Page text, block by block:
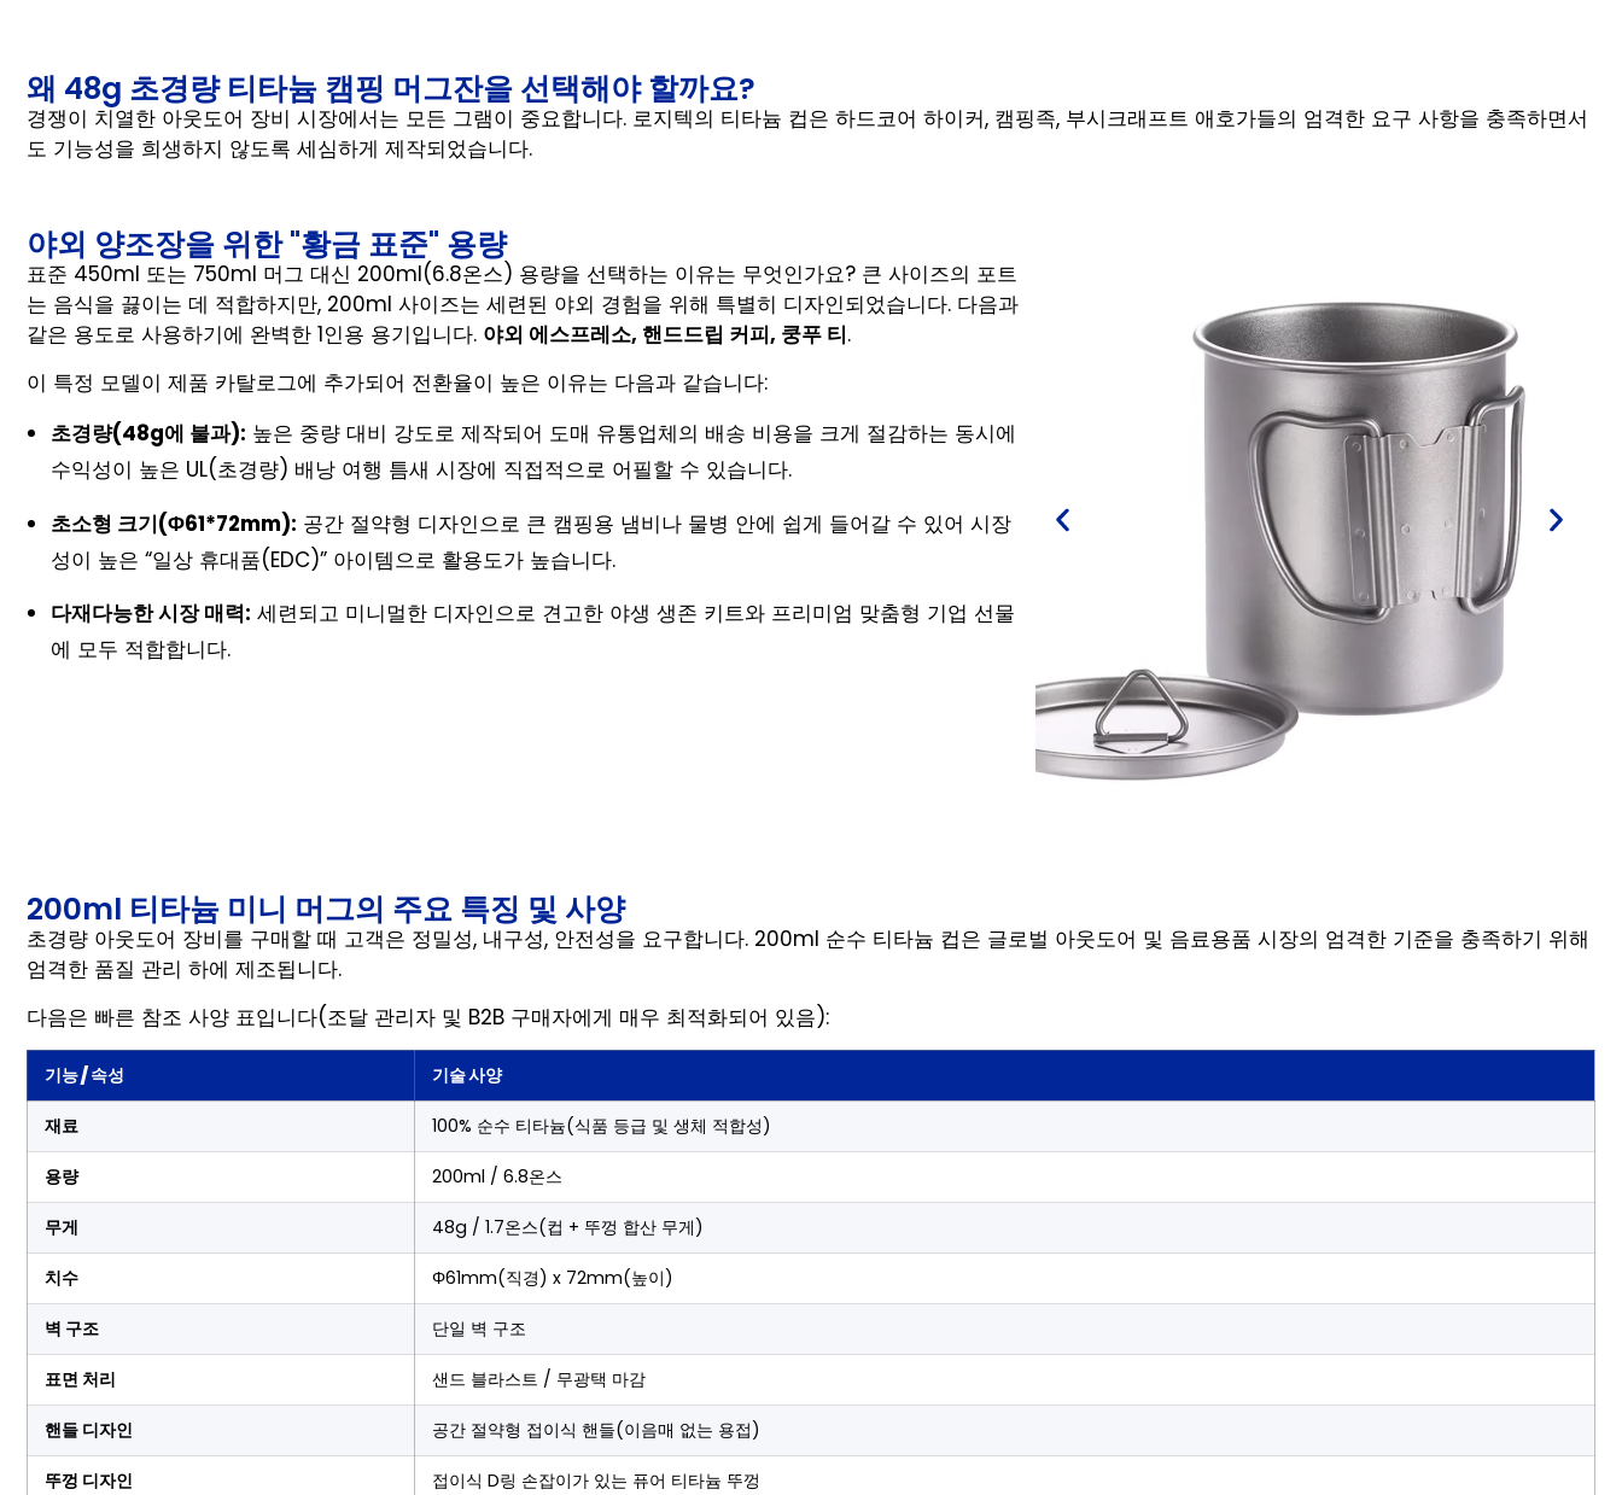
왜 48g 초경량 티타늄 캠핑 머그잔을 선택해야 할까요?
경쟁이 치열한 아웃도어 장비 시장에서는 모든 그램이 중요합니다. 로지텍의 티타늄 컵은 하드코어 하이커, 캠핑족, 부시크래프트 애호가들의 엄격한 요구 사항을 충족하면서
도 기능성을 희생하지 않도록 세심하게 제작되었습니다.
야외 양조장을 위한 "황금 표준" 용량
표준 450ml 또는 750ml 머그 대신 200ml(6.8온스) 용량을 선택하는 이유는 무엇인가요? 큰 사이즈의 포트
는 음식을 끓이는 데 적합하지만, 200ml 사이즈는 세련된 야외 경험을 위해 특별히 디자인되었습니다. 다음과
같은 용도로 사용하기에 완벽한 1인용 용기입니다. 야외 에스프레소, 핸드드립 커피, 쿵푸 티.
이 특정 모델이 제품 카탈로그에 추가되어 전환율이 높은 이유는 다음과 같습니다:
초경량(48g에 불과): 높은 중량 대비 강도로 제작되어 도매 유통업체의 배송 비용을 크게 절감하는 동시에
수익성이 높은 UL(초경량) 배낭 여행 틈새 시장에 직접적으로 어필할 수 있습니다.
초소형 크기(Φ61*72mm): 공간 절약형 디자인으로 큰 캠핑용 냄비나 물병 안에 쉽게 들어갈 수 있어 시장
성이 높은 “일상 휴대품(EDC)” 아이템으로 활용도가 높습니다.
다재다능한 시장 매력: 세련되고 미니멀한 디자인으로 견고한 야생 생존 키트와 프리미엄 맞춤형 기업 선물
에 모두 적합합니다.
200ml 티타늄 미니 머그의 주요 특징 및 사양
초경량 아웃도어 장비를 구매할 때 고객은 정밀성, 내구성, 안전성을 요구합니다. 200ml 순수 티타늄 컵은 글로벌 아웃도어 및 음료용품 시장의 엄격한 기준을 충족하기 위해
엄격한 품질 관리 하에 제조됩니다.
다음은 빠른 참조 사양 표입니다(조달 관리자 및 B2B 구매자에게 매우 최적화되어 있음):
기능 / 속성 기술 사양
재료 100% 순수 티타늄(식품 등급 및 생체 적합성)
용량 200ml / 6.8온스
무게 48g / 1.7온스(컵 + 뚜껑 합산 무게)
치수 Φ61mm(직경) x 72mm(높이)
벽 구조 단일 벽 구조
표면 처리 샌드 블라스트 / 무광택 마감
핸들 디자인 공간 절약형 접이식 핸들(이음매 없는 용접)
뚜껑 디자인 접이식 D링 손잡이가 있는 퓨어 티타늄 뚜껑